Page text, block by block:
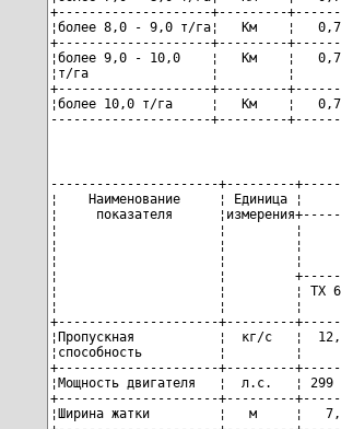
+--------------------+---------
¦более 8,0 - 9,0 т/га¦   Км    ¦
+--------------------+---------
¦более 9,0 - 10,0    ¦   Км    ¦
¦т/га                ¦         ¦
+--------------------+---------
¦более 10,0 т/га     ¦   Км    ¦
---------------------+---------
----------------------+---------
¦    Наименование     ¦ Единица
¦     показателя
¦                     ¦         ¦
¦                     ¦         ¦
¦                     ¦         ¦
¦                     ¦         +-------
¦                     ¦         ¦ ТХ 68 ¦ CS
¦                     ¦         ¦
+---------------------+---------
¦Пропускная           ¦  кг/с   ¦
¦способность          ¦
+---------------------+---------
¦Мощность двигателя   ¦  л.с.
+---------------------+---------
¦Ширина жатки         ¦   м     ¦